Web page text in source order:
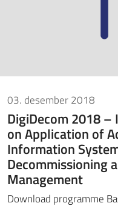
03. desember 2018
DigiDecom 2018
on Application of
Information
Decommissioning
Management
Download programme